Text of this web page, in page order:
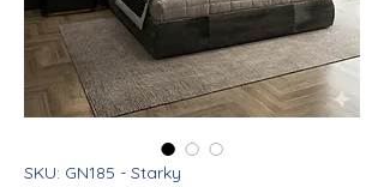
SKU: GN185 - Starky